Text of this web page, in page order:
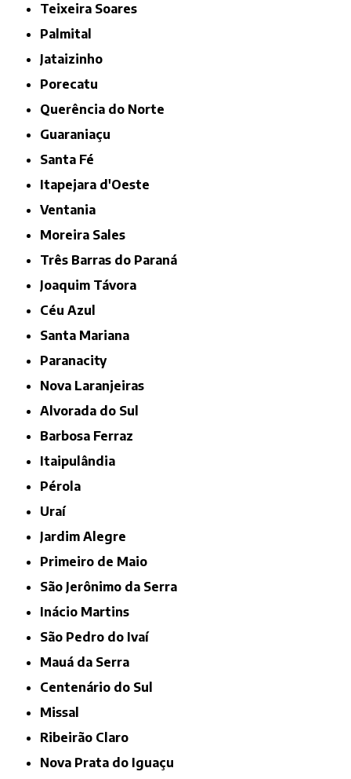
Teixeira Soares
Palmital
Jataizinho
Porecatu
Querência do Norte
Guaraniaçu
Santa Fé
Itapejara d'Oeste
Ventania
Moreira Sales
Três Barras do Paraná
Joaquim Távora
Céu Azul
Santa Mariana
Paranacity
Nova Laranjeiras
Alvorada do Sul
Barbosa Ferraz
Itaipulândia
Pérola
Uraí
Jardim Alegre
Primeiro de Maio
São Jerônimo da Serra
Inácio Martins
São Pedro do Ivaí
Mauá da Serra
Centenário do Sul
Missal
Ribeirão Claro
Nova Prata do Iguaçu